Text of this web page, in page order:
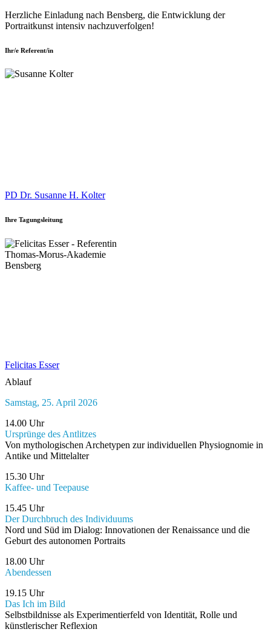
Herzliche Einladung nach Bensberg, die Entwicklung der
Portraitkunst intensiv nachzuverfolgen!
Ihr/e Referent/in
PD Dr. Susanne H. Kolter
Ihre Tagungsleitung
Felicitas Esser
Ablauf
Samstag, 25. April 2026
14.00 Uhr
Ursprünge des Antlitzes
Von mythologischen Archetypen zur individuellen Physiognomie in
Antike und Mittelalter
15.30 Uhr
Kaffee- und Teepause
15.45 Uhr
Der Durchbruch des Individuums
Nord und Süd im Dialog: Innovationen der Renaissance und die
Geburt des autonomen Portraits
18.00 Uhr
Abendessen
19.15 Uhr
Das Ich im Bild
Selbstbildnisse als Experimentierfeld von Identität, Rolle und
künstlerischer Reflexion